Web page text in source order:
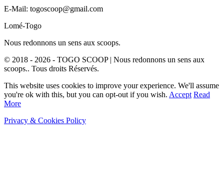
E-Mail: togoscoop@gmail.com
Lomé-Togo
Nous redonnons un sens aux scoops.
© 2018 - 2026 - TOGO SCOOP | Nous redonnons un sens aux
scoops.. Tous droits Réservés.
This website uses cookies to improve your experience. We'll assume
you're ok with this, but you can opt-out if you wish. Accept Read
More
Privacy & Cookies Policy